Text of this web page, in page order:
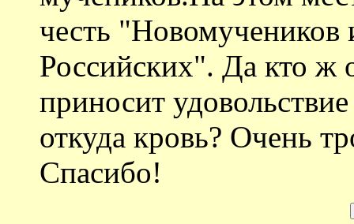
честь "Новомучеников
Российских". Да кто ж
приносит
откуда кровь? Очень
Спасибо!